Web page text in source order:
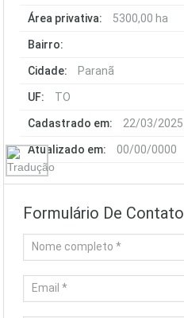
Área privativa: 5300,00 ha
Bairro:
Cidade: Paranã
UF: TO
Cadastrado em: 22/03/2025
Atualizado em: 00/00/0000
Formulário De Contato